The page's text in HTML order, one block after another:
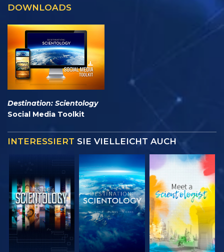
DOWNLOADS
Destination: Scientology
Social Media Toolkit
INTERESSIERT SIE VIELLEICHT AUCH